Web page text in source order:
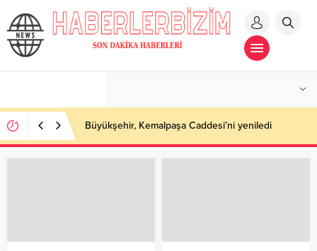
Büyükşehir, Kemalpaşa Caddesi’ni yeniledi